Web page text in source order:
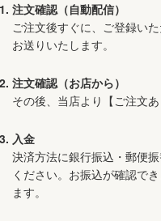
注文確認（自動配信）
ご注文後すぐに、ご登録い
お送りいたします。
注文確認（お店から）
その後、当店より【ご注文
入金
決済方法に銀行振込・郵便
ください。お振込が確認で
ます。